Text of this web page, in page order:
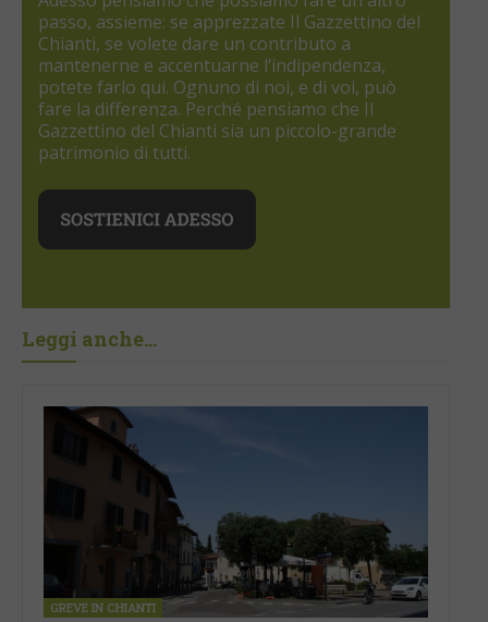
passo, assieme: se apprezzate Il Gazzettino del
Chianti, se volete dare un contributo a
mantenerne e accentuarne l’indipendenza,
potete farlo qui. Ognuno di noi, e di voi, può
fare la differenza. Perché pensiamo che Il
Gazzettino del Chianti sia un piccolo-grande
patrimonio di tutti.
Leggi anche...
GREVE IN CHIANTI